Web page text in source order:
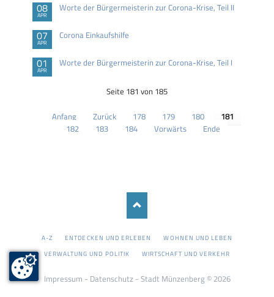
08
APR
Worte der Bürgermeisterin zur Corona-Krise, Teil II
07
APR
Corona Einkaufshilfe
01
APR
Worte der Bürgermeisterin zur Corona-Krise, Teil I
Seite 181 von 185
Anfang Zurück 178 179 180
181
182
183 184 Vorwärts Ende
NAVIGATION
A-Z ENTDECKEN UND ERLEBEN
WOHNEN UND LEBEN
VERWALTUNG UND POLITIK
WIRTSCHAFT UND VERKEHR
Impressum - Datenschutz- Stadt Münzenberg © 2026